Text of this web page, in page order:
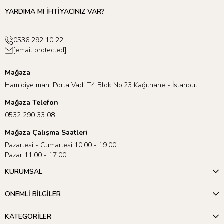
Açık uçlu oyuncak olma özelliği ile Metropolis ve
YARDIMA MI İHTİYACINIZ VAR?
0536 292 10 22
[email protected]
Mağaza
Hamidiye mah. Porta Vadi T4 Blok No:23 Kağıthane - İstanbul
Mağaza Telefon
0532 290 33 08
Mağaza Çalışma Saatleri
Pazartesi - Cumartesi 10:00 - 19:00
Pazar 11:00 - 17:00
KURUMSAL
ÖNEMLİ BİLGİLER
KATEGORİLER